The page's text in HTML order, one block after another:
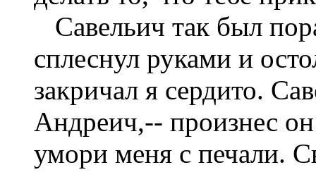
Савельич так был
сплеснул руками и
закричал я сердито.
Андреич,-- произнес
умори меня с печали.